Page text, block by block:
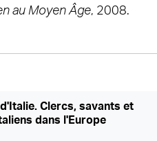
au Moyen Âge, 2008.
Clercs, savants et
dans l'Europe